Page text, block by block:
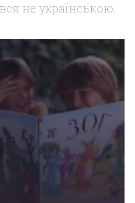
не українською.
так, ніби його
є найвища магія
літератури — не
Це автор у тіні, […]